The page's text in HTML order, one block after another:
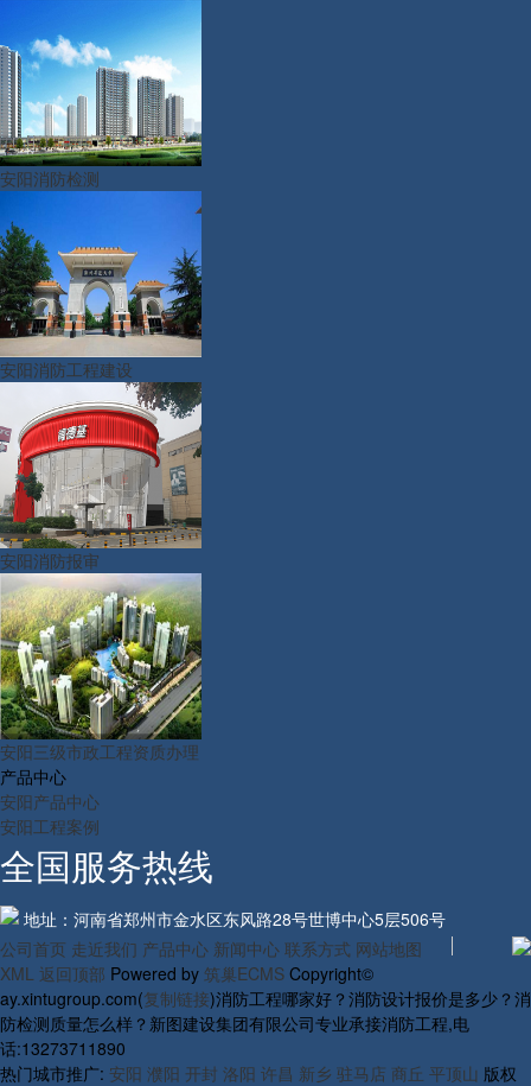
安阳消防检测
安阳消防工程建设
安阳消防报审
安阳三级市政工程资质办理
产品中心
安阳产品中心
安阳工程案例
全国服务热线
地址：河南省郑州市金水区东风路28号世博中心5层506号
公司首页 走近我们 产品中心 新闻中心 联系方式 网站地图
XML 返回顶部 Powered by 筑巢ECMS Copyright©
ay.xintugroup.com(复制链接)消防工程哪家好？消防设计报价是多少？消
防检测质量怎么样？新图建设集团有限公司专业承接消防工程,电
话:13273711890
热门城市推广: 安阳 濮阳 开封 洛阳 许昌 新乡 驻马店 商丘 平顶山 版权